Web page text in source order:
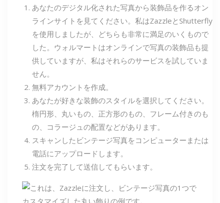
あなたのデジタル化された写真から装飾品を作るオン
ラインサイトを見てください。私はZazzleとShutterfly
を使用しましたが、どちらも非常に満足のいくもので
した。ウォルマートはオンラインで写真の装飾品も提
供していますが、私はそれらのサービスを試していま
せん。
無料アカウントを作成。
あなたが好きな装飾のスタイルを選択してください。
楕円形、丸いもの、正方形のもの、フレーム付きのも
の、コラージュの配置などがあります。
スキャンしたビンテージ写真をコンピューターまたは
電話にアップロードします。
注文を完了して送信してもらいます。